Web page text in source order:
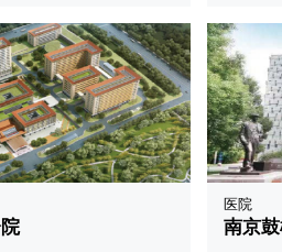
医院
南京